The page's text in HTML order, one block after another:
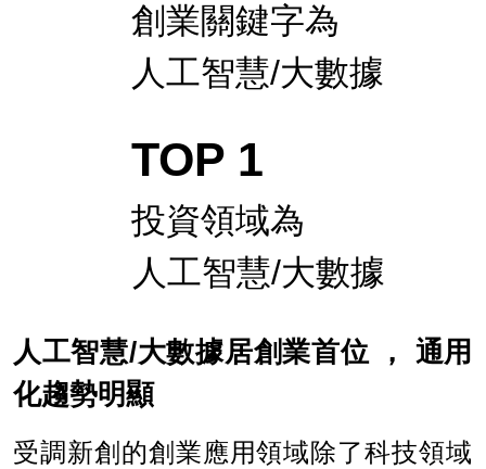
創業關鍵字為
人工智慧/大數據
TOP 1
投資領域為
人工智慧/大數據
人工智慧/大數據居創業首位 ， 通用
化趨勢明顯
受調新創的創業應用領域除了科技領域